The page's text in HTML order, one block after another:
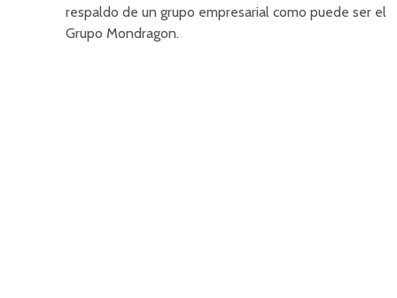
respaldo de un grupo empresarial como puede ser el
Grupo Mondragon.